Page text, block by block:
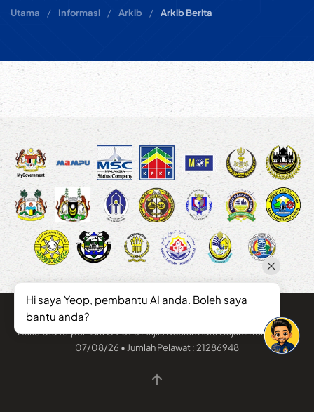
Utama Informasi Arkib Arkib Berita
Hakcipta Terpelihara © 2026 Majlis Daerah Batu Gajah . Kemaskini :
07/08/26 • Jumlah Pelawat : 21286948
Hi saya Yeop, pembantu AI anda. Boleh saya
bantu anda?